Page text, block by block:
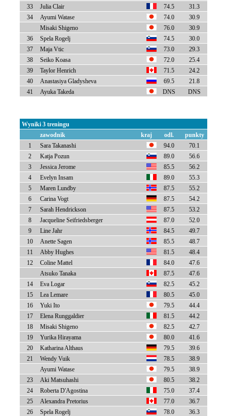
33
Julia Clair 74.5
31.3
34
Ayumi Watase 74.0
30.9
Misaki Shigeno
76.0
30.9
36
Spela Rogelj 74.5
30.0
37
Maja Vtic 73.0
29.3
38
Seiko Koasa 72.0
25.4
39
Taylor Henrich 71.5
24.2
40
Anastasiya Gladysheva 69.5
21.8
41
Ayuka Takeda DNS DNS
Wyniki 3 treningu
zawodnik
kraj odl.
punkty
1
Sara Takanashi 94.0
70.1
2
Katja Pozun 89.0
56.6
3
Jessica Jerome 85.5
56.2
4
Evelyn Insam 89.0
55.3
5
Maren Lundby 87.5
55.2
6
Carina Vogt 87.5
54.2
7
Sarah Hendrickson 87.5
53.2
8
Jacqueline Seifriedsberger 87.0
52.0
9
Line Jahr 84.5
49.7
10
Anette Sagen 85.5
48.7
11
Abby Hughes 81.5
48.4
12
Coline Mattel 84.0
47.6
Atsuko Tanaka
87.5
47.6
14
Eva Logar 82.5
45.2
15
Lea Lemare 80.5
45.0
16
Yuki Ito 79.5
44.4
17
Elena Runggaldier 81.5
44.2
18
Misaki Shigeno 82.5
42.7
19
Yurika Hirayama 80.0
41.6
20
Katharina Althaus 79.5
39.6
21
Wendy Vuik 78.5
38.9
Ayumi Watase
79.5
38.9
23
Aki Matsuhashi 80.5
38.2
24
Roberta D'Agostina 75.0
37.4
25
Alexandra Pretorius 77.0
36.7
26
Spela Rogelj 78.0
36.3